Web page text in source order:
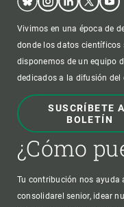
Vivimos en una época de
donde los datos científicos
disponemos de un equipo
dedicados a la difusión del
SUSCRÍBETE
BOLETÍN
¿Cómo
Tu contribución nos ayuda
consolidarel senior, idear